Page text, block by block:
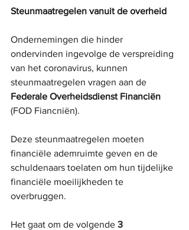
Steunmaatregelen vanuit de overheid
Ondernemingen die hinder
ondervinden ingevolge de verspreiding
van het coronavirus, kunnen
steunmaatregelen vragen aan de
Federale Overheidsdienst Financiën
(FOD Fiancniën).
Deze steunmaatregelen moeten
financiële ademruimte geven en de
schuldenaars toelaten om hun tijdelijke
financiële moeilijkheden te
overbruggen.
Het gaat om de volgende 3